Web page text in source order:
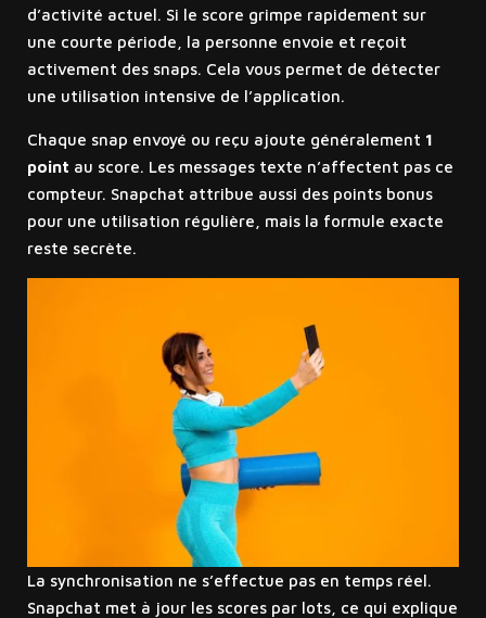
d’activité actuel. Si le score grimpe rapidement sur
une courte période, la personne envoie et reçoit
activement des snaps. Cela vous permet de détecter
une utilisation intensive de l’application.
Chaque snap envoyé ou reçu ajoute généralement 1
point au score. Les messages texte n’affectent pas ce
compteur. Snapchat attribue aussi des points bonus
pour une utilisation régulière, mais la formule exacte
reste secrète.
La synchronisation ne s’effectue pas en temps réel.
Snapchat met à jour les scores par lots, ce qui explique